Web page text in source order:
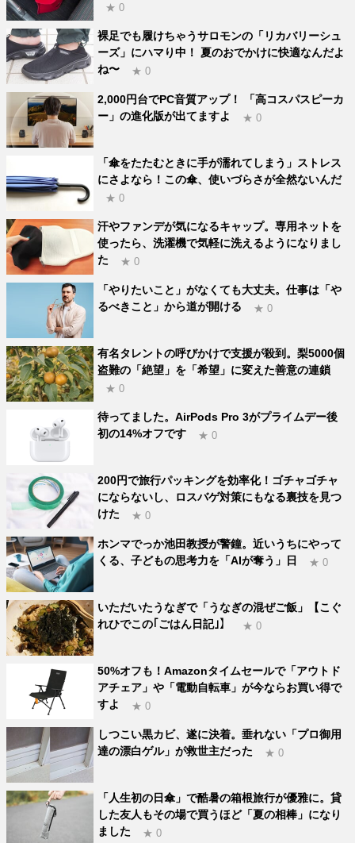
★ 0
裸足でも履けちゃうサロモンの「リカバリーシュ
ーズ」にハマり中！ 夏のおでかけに快適なんだよ
ね〜
★ 0
2,000円台でPC音質アップ！ 「高コスパスピーカ
ー」の進化版が出てますよ
★ 0
「傘をたたむときに手が濡れてしまう」ストレス
にさよなら！この傘、使いづらさが全然ないんだ
★ 0
汗やファンデが気になるキャップ。専用ネットを
使ったら、洗濯機で気軽に洗えるようになりまし
た
★ 0
「やりたいこと」がなくても大丈夫。仕事は「や
るべきこと」から道が開ける
★ 0
有名タレントの呼びかけで支援が殺到。梨5000個
盗難の「絶望」を「希望」に変えた善意の連鎖
★ 0
待ってました。AirPods Pro 3がプライムデー後
初の14%オフです
★ 0
200円で旅行パッキングを効率化！ゴチャゴチャ
にならないし、ロスバゲ対策にもなる裏技を見つ
けた
★ 0
ホンマでっか池田教授が警鐘。近いうちにやって
くる、子どもの思考力を「AIが奪う」日
★ 0
いただいたうなぎで「うなぎの混ぜご飯」【こぐ
れひでこの｢ごはん日記｣】
★ 0
50%オフも！Amazonタイムセールで「アウトド
アチェア」や「電動自転車」が今ならお買い得で
すよ
★ 0
しつこい黒カビ、遂に決着。垂れない「プロ御用
達の漂白ゲル」が救世主だった
★ 0
「人生初の日傘」で酷暑の箱根旅行が優雅に。貸
した友人もその場で買うほど「夏の相棒」になり
ました
★ 0